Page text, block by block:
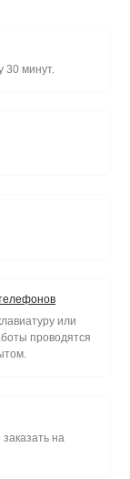
30 минут.
или
проводятся
на